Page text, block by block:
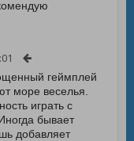
геймплей
море веселья.
играть с
бывает
добавляет